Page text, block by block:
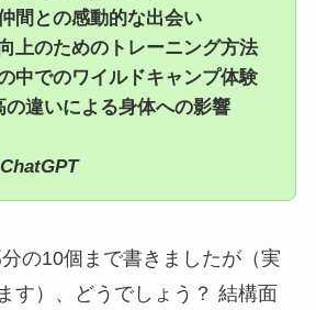
間との感動的な出会い
上のためのトレーニング方法
中でのワイルドキャンプ体験
の違いによる身体への影響
の10個まで書きましたが（実
す）、どうでしょう？ 結構面